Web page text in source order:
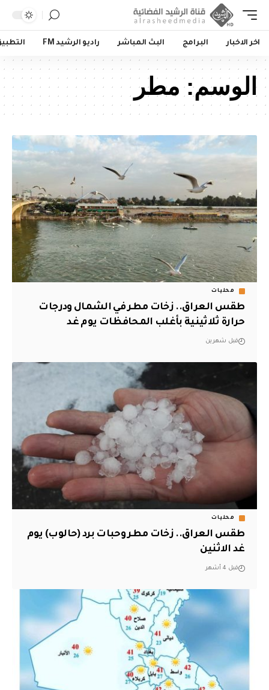
اخر الاخبار البرامج البث المباشر راديو الرشيد FM
الوسم:مطر
محليات
طقس العراق.. زخات مطر في الشمال ودرجات
حرارة ثلاثينية بأغلب المحافظات يوم غد
قبل شهرين
محليات
طقس العراق.. زخات مطر وحبات برد (حالوب) يوم
غد الاثنين
قبل 4 أشهر